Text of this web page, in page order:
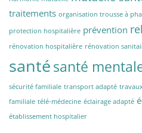
traitements organisation trousse à
protection hospitalière prévention
rénovation hospitalière rénovation
santésanté
sécurité familiale transport adapté
familiale télé-médecine éclairage adapté
établissement hospitalier